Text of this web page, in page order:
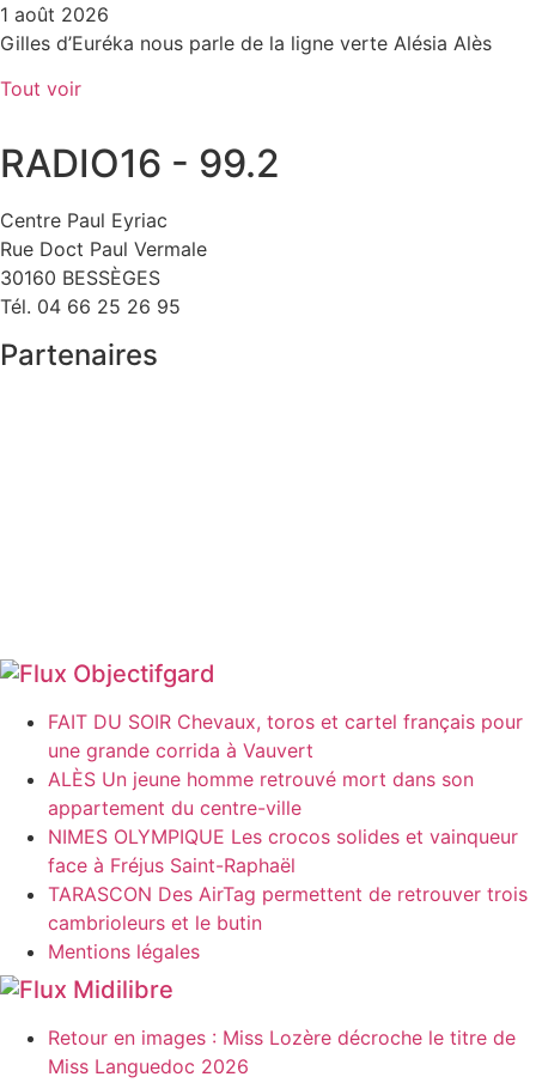
1 août 2026
Gilles d’Euréka nous parle de la ligne verte Alésia Alès
Tout voir
RADIO16 - 99.2
Centre Paul Eyriac
Rue Doct Paul Vermale
30160 BESSÈGES
Tél. 04 66 25 26 95
Partenaires
Objectifgard
FAIT DU SOIR Chevaux, toros et cartel français pour
une grande corrida à Vauvert
ALÈS Un jeune homme retrouvé mort dans son
appartement du centre-ville
NIMES OLYMPIQUE Les crocos solides et vainqueur
face à Fréjus Saint-Raphaël
TARASCON Des AirTag permettent de retrouver trois
cambrioleurs et le butin
Mentions légales
Midilibre
Retour en images : Miss Lozère décroche le titre de
Miss Languedoc 2026